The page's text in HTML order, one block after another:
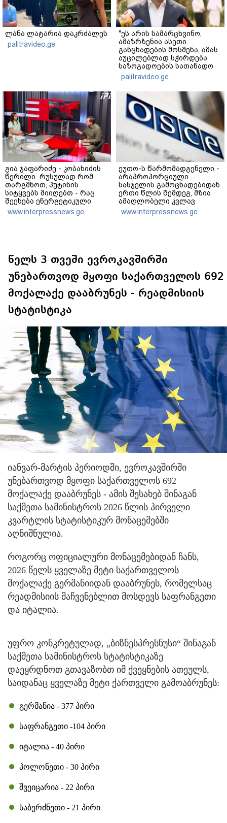
ლანა ლატარია დაკრძალეს
palitravideo.ge
"ეს არის სამარცხვინო,
ამაზრზენია ასეთი
განცხადების მოსმენა, ამას
აუცილებლად სჭირდება
საზოგადოების სათანადო
რეაქცია" - ირაკლი
კობახიძე
palitravideo.ge
გია ჯაფარიძე - კობახიძის
წერილი რუსულად რომ
თარგმნოთ, პუტინის
სიტყვებს მიიღებთ - რაც
შეეხება ენერგეტიკული
სისტემის პრობლემას,
ნამდვილად ვაპირებ
www.interpressnews.ge
ეუთო-ს წარმომადგენელი -
არაპროპორციული
სასჯელის გამოცხადებიდან
ერთი წლის შემდეგ, მზია
ამაღლობელი კვლავ
პატიმრობაში რჩება -
მოვუწოდებ საქართველოს
www.interpressnews.ge
წელს 3 თვეში ევროკავშირში
უნებართვოდ მყოფი საქართველოს 692
მოქალაქე დააბრუნეს - რეადმისიის
სტატისტიკა
იანვარ-მარტის პერიოდში, ევროკავშირში
უნებართვოდ მყოფი საქართველოს 692
მოქალაქე დააბრუნეს - ამის შესახებ შინაგან
საქმეთა სამინისტროს 2026 წლის პირველი
კვარტლის სტატისტიკურ მონაცემებში
აღნიშნულია.
როგორც ოფიციალური მონაცემებიდან ჩანს,
2026 წელს ყველაზე მეტი საქართველოს
მოქალაქე გერმანიიდან დააბრუნეს, რომელსაც
რეადმისიის მაჩვენებლით მოსდევს საფრანგეთი
და იტალია.
უფრო კონკრეტულად, „ბიზნესპრესნუსი“ შინაგან
საქმეთა სამინისტროს სტატისტიკაზე
დაეყრდნოთ გთავაზობთ იმ ქვეყნების ათეულს,
საიდანაც ყველაზე მეტი ქართველი გამოაბრუნეს:
გერმანია - 377 პირი
საფრანგეთი -104 პირი
იტალია - 40 პირი
პოლონეთი - 30 პირი
შვეიცარია - 22 პირი
საბერძნეთი - 21 პირი